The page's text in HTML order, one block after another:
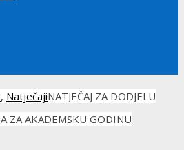
, NatječajiNATJEČAJ ZA DODJELU
ZA AKADEMSKU GODINU